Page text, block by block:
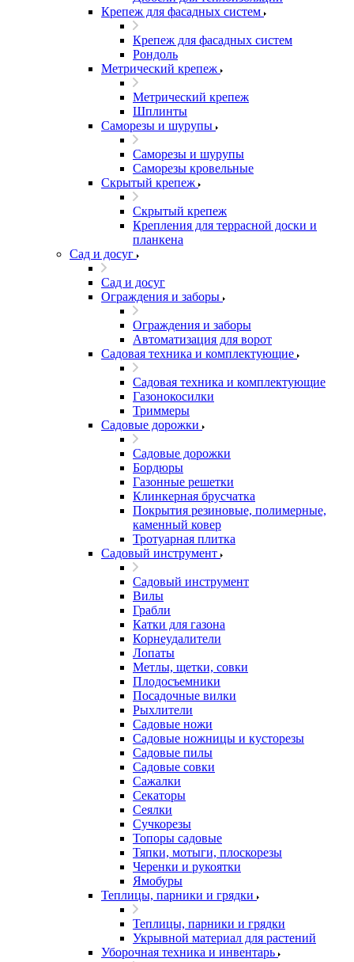
Крепеж для фасадных систем
Крепеж для фасадных систем
Рондоль
Метрический крепеж
Метрический крепеж
Шплинты
Саморезы и шурупы
Саморезы и шурупы
Саморезы кровельные
Скрытый крепеж
Скрытый крепеж
Крепления для террасной доски и
планкена
Сад и досуг
Сад и досуг
Ограждения и заборы
Ограждения и заборы
Автоматизация для ворот
Садовая техника и комплектующие
Садовая техника и комплектующие
Газонокосилки
Триммеры
Садовые дорожки
Садовые дорожки
Бордюры
Газонные решетки
Клинкерная брусчатка
Покрытия резиновые, полимерные,
каменный ковер
Тротуарная плитка
Садовый инструмент
Садовый инструмент
Вилы
Грабли
Катки для газона
Корнеудалители
Лопаты
Метлы, щетки, совки
Плодосъемники
Посадочные вилки
Рыхлители
Садовые ножи
Садовые ножницы и кусторезы
Садовые пилы
Садовые совки
Сажалки
Секаторы
Сеялки
Сучкорезы
Топоры садовые
Тяпки, мотыги, плоскорезы
Черенки и рукоятки
Ямобуры
Теплицы, парники и грядки
Теплицы, парники и грядки
Укрывной материал для растений
Уборочная техника и инвентарь